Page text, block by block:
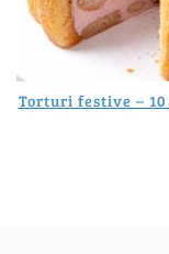
Torturi festive –